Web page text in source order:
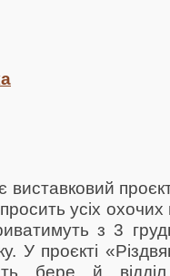
виставковий
усіх
з 3
У проєкті
бере й